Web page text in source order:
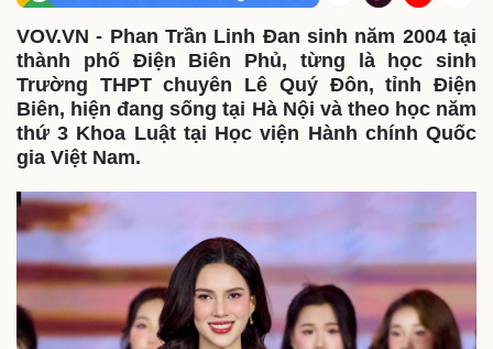
VOV.VN - Phan Trần Linh Đan sinh năm 2004 tại
thành phố Điện Biên Phủ, từng là học sinh
Trường THPT chuyên Lê Quý Đôn, tỉnh Điện
Biên, hiện đang sống tại Hà Nội và theo học năm
thứ 3 Khoa Luật tại Học viện Hành chính Quốc
gia Việt Nam.